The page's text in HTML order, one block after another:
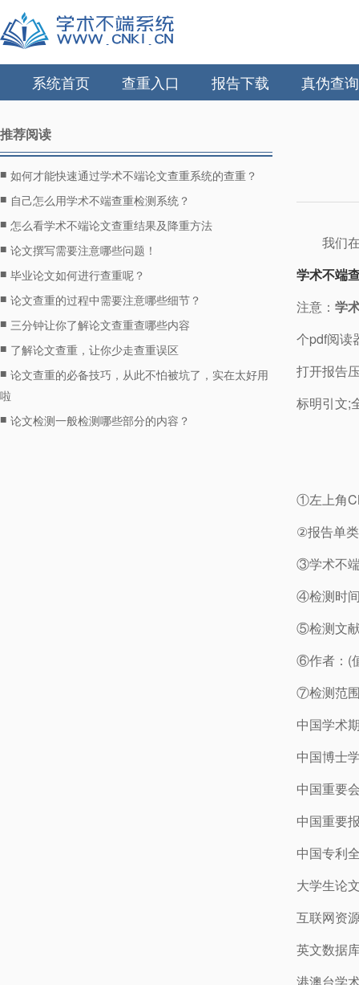
系统首页 查重入口 报告下载 真伪查询
推荐阅读
■ 如何才能快速通过学术不端论文查重系统的查重？
■ 自己怎么用学术不端查重检测系统？
■ 怎么看学术不端论文查重结果及降重方法
■ 论文撰写需要注意哪些问题！
■ 毕业论文如何进行查重呢？
■ 论文查重的过程中需要注意哪些细节？
■ 三分钟让你了解论文查重查哪些内容
■ 了解论文查重，让你少走查重误区
■ 论文查重的必备技巧，从此不怕被坑了，实在太好用
啦
■ 论文检测一般检测哪些部分的内容？
我们
学术不端
注意： 学
个pdf阅读
打开报告
标明引文;
①左上角
②报告单
③学术不
④检测时
⑤检测文
⑥作者：(
⑦检测范
中国学术
中国博士
中国重要
中国重要
中国专利
大学生论
互联网资
英文数据